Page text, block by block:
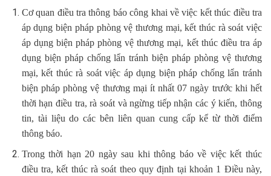
Cơ quan điều tra thông báo công khai về việc kết thúc điều tra
áp dụng biện pháp phòng vệ thương mại, kết thúc rà soát việc
áp dụng biện pháp phòng vệ thương mại, kết thúc điều tra áp
dụng biện pháp chống lẩn tránh biện pháp phòng vệ thương
mại, kết thúc rà soát việc áp dụng biện pháp chống lẩn tránh
biện pháp phòng vệ thương mại ít nhất 07 ngày trước khi hết
thời hạn điều tra, rà soát và ngừng tiếp nhận các ý kiến, thông
tin, tài liệu do các bên liên quan cung cấp kể từ thời điểm
thông báo.
Trong thời hạn 20 ngày sau khi thông báo về việc kết thúc
điều tra, kết thúc rà soát theo quy định tại khoản 1 Điều này,